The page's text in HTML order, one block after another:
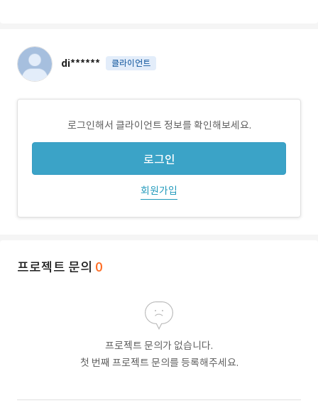
di****** 클라이언트
로그인해서 클라이언트 정보를 확인해보세요.
로그인
회원가입
프로젝트 문의 0
프로젝트 문의가 없습니다.
첫 번째 프로젝트 문의를 등록해주세요.